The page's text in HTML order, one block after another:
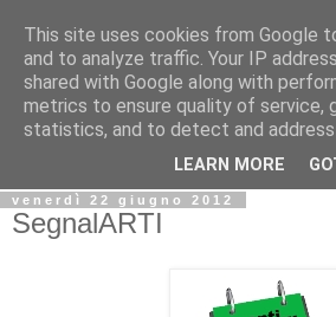
Biblio@rti in
Il Blog della Biblioteca di Area delle
informazioni iniziative incontri
venerdì 22 giugno 2012
SegnalARTI
This site uses cookies from Google
and to analyze traffic. Your IP
shared with Google along with
metrics to ensure quality of service,
statistics, and to detect and address
LEARN MORE